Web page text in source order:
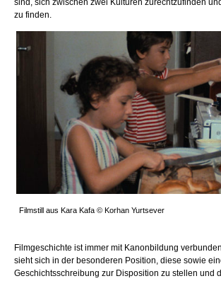
sind, sich zwischen zwei Kulturen zurechtzufinden
zu finden.
Filmstill aus Kara Kafa © Korhan Yurtsever
Filmgeschichte ist immer mit Kanonbildung
sieht sich in der besonderen Position, diese sowie
Geschichtsschreibung zur Disposition zu stellen und